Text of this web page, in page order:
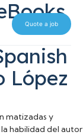
Quote a job
López
matizadas y
habilidad del autor